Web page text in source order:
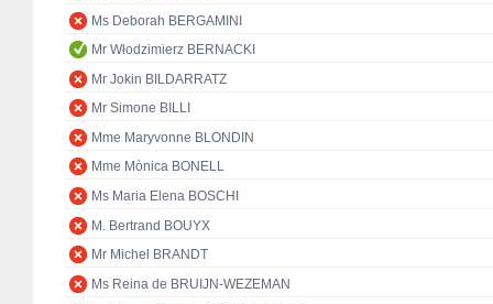
Ms Deborah BERGAMINI
Mr Włodzimierz BERNACKI
Mr Jokin BILDARRATZ
Mr Simone BILLI
Mme Maryvonne BLONDIN
Mme Mònica BONELL
Ms Maria Elena BOSCHI
M. Bertrand BOUYX
Mr Michel BRANDT
Ms Reina de BRUIJN-WEZEMAN